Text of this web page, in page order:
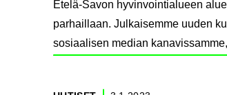
Etelä-Savon hyvinvointialueen
parhaillaan. Julkaisemme uuden
sosiaalisen median